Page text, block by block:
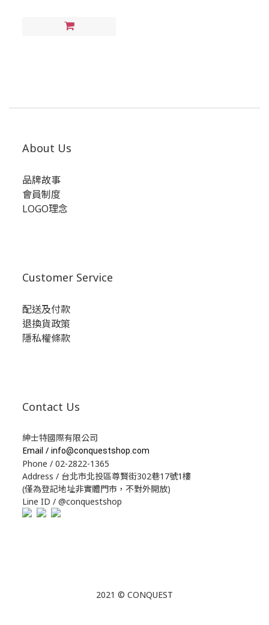
About Us
品牌故事
會員制度
LOGO理念
Customer Service
配送及付款
退換貨政策
隱私權條款
Contact Us
紳士特國際有限公司
Email / info@conquestshop.com
Phone / 02-2822-1365
Address / 台北市北投區尊賢街302巷17號1樓
(僅為登記地址非實體門市，不對外開放)
Line ID / @conquestshop
2021 © CONQUEST